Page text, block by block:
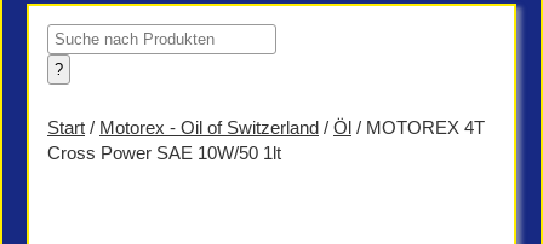
Products
search
?
Start / Motorex - Oil of Switzerland / Öl / MOTOREX 4T
Cross Power SAE 10W/50 1lt